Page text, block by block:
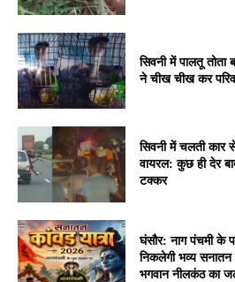
सिवनी में पालतू तोता
ने चीख चीख कर
सिवनी में चलती कार
वायरल: कुछ ही देर
टक्कर
घंसौर: नाग पंचमी के
निकलेगी भव्य सनातन
भगवान नीलकंठ का